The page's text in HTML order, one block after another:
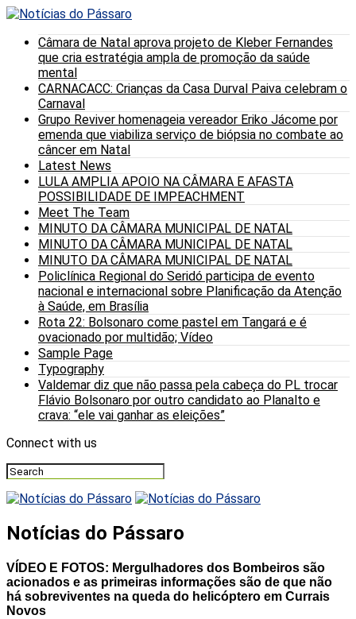
Câmara de Natal aprova projeto de Kleber Fernandes
que cria estratégia ampla de promoção da saúde
mental
CARNACACC: Crianças da Casa Durval Paiva celebram o
Carnaval
Grupo Reviver homenageia vereador Eriko Jácome por
emenda que viabiliza serviço de biópsia no combate ao
câncer em Natal
Latest News
LULA AMPLIA APOIO NA CÂMARA E AFASTA
POSSIBILIDADE DE IMPEACHMENT
Meet The Team
MINUTO DA CÂMARA MUNICIPAL DE NATAL
MINUTO DA CÂMARA MUNICIPAL DE NATAL
MINUTO DA CÂMARA MUNICIPAL DE NATAL
Policlínica Regional do Seridó participa de evento
nacional e internacional sobre Planificação da Atenção
à Saúde, em Brasília
Rota 22: Bolsonaro come pastel em Tangará e é
ovacionado por multidão; Vídeo
Sample Page
Typography
Valdemar diz que não passa pela cabeça do PL trocar
Flávio Bolsonaro por outro candidato ao Planalto e
crava: “ele vai ganhar as eleições”
Connect with us
Notícias do Pássaro
VÍDEO E FOTOS: Mergulhadores dos Bombeiros são
acionados e as primeiras informações são de que não
há sobreviventes na queda do helicóptero em Currais
Novos